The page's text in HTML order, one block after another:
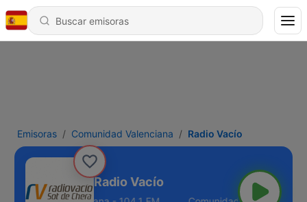
Emisoras Comunidad Valenciana Radio Vacío
Radio Vacío